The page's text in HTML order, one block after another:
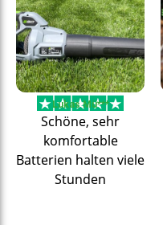
Lukas Mü***
Schöne, sehr
komfortable
Batterien halten viele
Stunden